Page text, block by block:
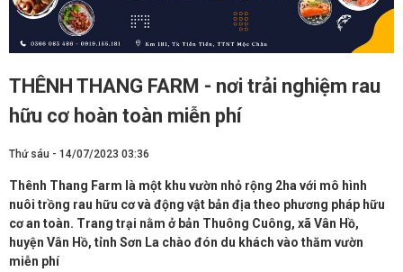
THÊNH THANG FARM - nơi trải nghiệm rau
hữu cơ hoàn toàn miễn phí
Thứ sáu - 14/07/2023 03:36
Thênh Thang Farm là một khu vườn nhỏ rộng 2ha với mô hình
nuôi trồng rau hữu cơ và động vật bản địa theo phương pháp hữu
cơ an toàn. Trang trại nằm ở bản Thuông Cuông, xã Vân Hồ,
huyện Vân Hồ, tỉnh Sơn La chào đón du khách vào thăm vườn
miễn phí